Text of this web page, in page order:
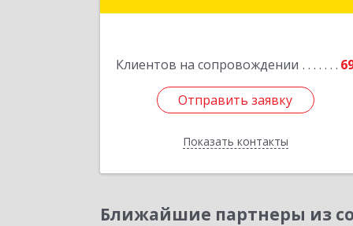
Клиентов на сопровождении
Отправить заявку
Показать контакты
Отправить заявку
Назад
Ближайшие партнеры из